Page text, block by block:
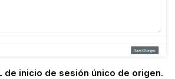
de inicio de sesión único de origen.